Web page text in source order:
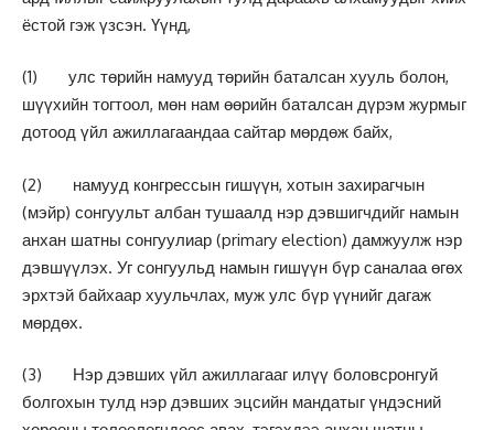
ёстой гэж үзсэн. Үүнд,
(1) улс төрийн намууд төрийн баталсан хууль болон,
шүүхийн тогтоол, мөн нам өөрийн баталсан дүрэм журмыг
дотоод үйл ажиллагаандаа сайтар мөрдөж байх,
(2) намууд конгрессын гишүүн, хотын захирагчын
(мэйр) сонгуульт албан тушаалд нэр дэвшигчдийг намын
анхан шатны сонгуулиар (primary election) дамжуулж нэр
дэвшүүлэх. Уг сонгуульд намын гишүүн бүр саналаа өгөх
эрхтэй байхаар хуульчлах, муж улс бүр үүнийг дагаж
мөрдөх.
(3) Нэр дэвших үйл ажиллагааг илүү боловсронгуй
болгохын тулд нэр дэвших эцсийн мандатыг үндэсний